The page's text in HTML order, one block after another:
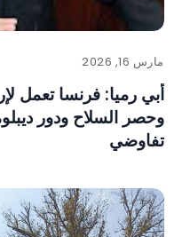
مارس 16, 2026
أبي رميا: فرنسا تعمل
وحصر السلاح ودور
تفاوضي